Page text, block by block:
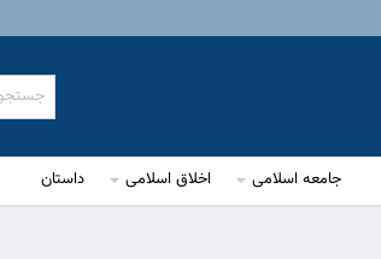
جامعه اسلامی اخلاق اسلامی داستان